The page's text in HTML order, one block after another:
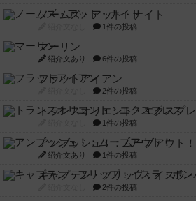
ノームズ・アット・ナイト
1件の投稿
マーリン
紹介文あり 6件の投稿
フラットアイアン
2件の投稿
トランスオリエント・エクスプレ
1件の投稿
アンブッシュ！：ムーブアウト！
紹介文あり 1件の投稿
キャプテン・フリップ：イスラ
2件の投稿